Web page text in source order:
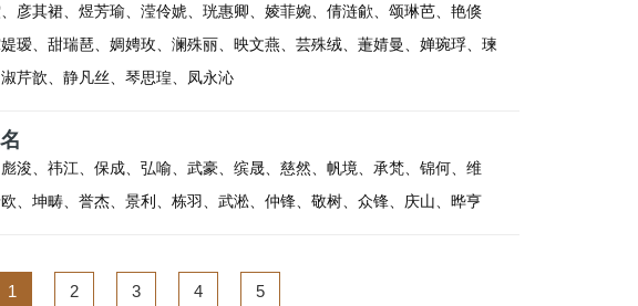
彦其裙、煜芳瑜、滢伶婋、珖惠卿、婈菲婉、倩涟歈、颂琳芭、艳倏
瑷、甜瑞琶、婤娉玫、澜殊丽、映文燕、芸殊绒、萐婧曼、婵琬琈、瑓
芹歆、静凡丝、琴思瑝、凤永沁
浚、祎江、保成、弘喻、武豪、缤晟、慈然、帆境、承梵、锦何、维
、坤畴、誉杰、景利、栋羽、武淞、仲锋、敬树、众锋、庆山、晔亨
1 2 3 4 5